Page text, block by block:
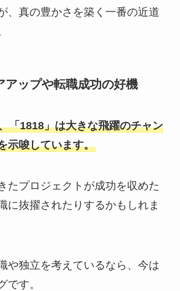
、真の豊かさを築く一番の近道
アップや転職成功の好機
「1818」は大きな飛躍のチャン
示唆しています。
たプロジェクトが成功を収めた
に抜擢されたりするかもしれま
や独立を考えているなら、今は
です。